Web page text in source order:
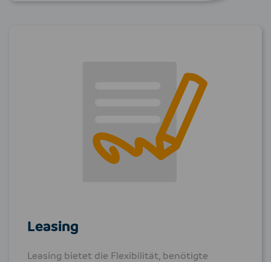
Leasing
Leasing bietet die Flexibilität, be­nötigte